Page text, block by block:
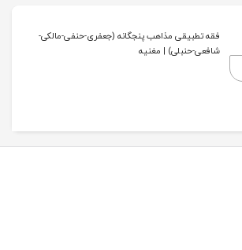
فقه تطبیقی مذاهب پنجگانه (جعفری-حنفی-مالکی-
شافعی-حنبلی) | مغنیه